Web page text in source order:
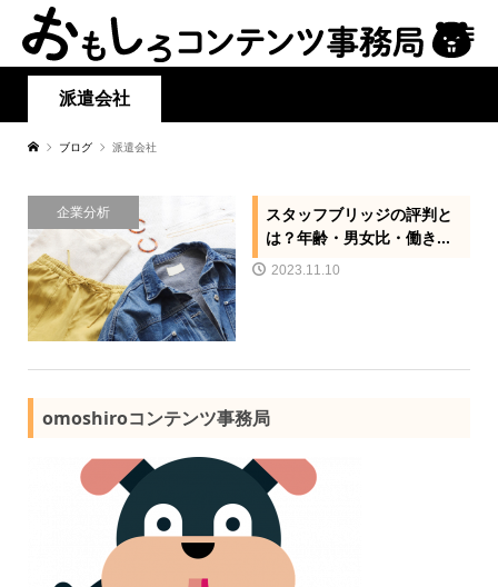
派遣会社
ブログ 派遣会社
企業分析
スタッフブリッジの評判と
は？年齢・男女比・働き...
2023.11.10
omoshiroコンテンツ事務局